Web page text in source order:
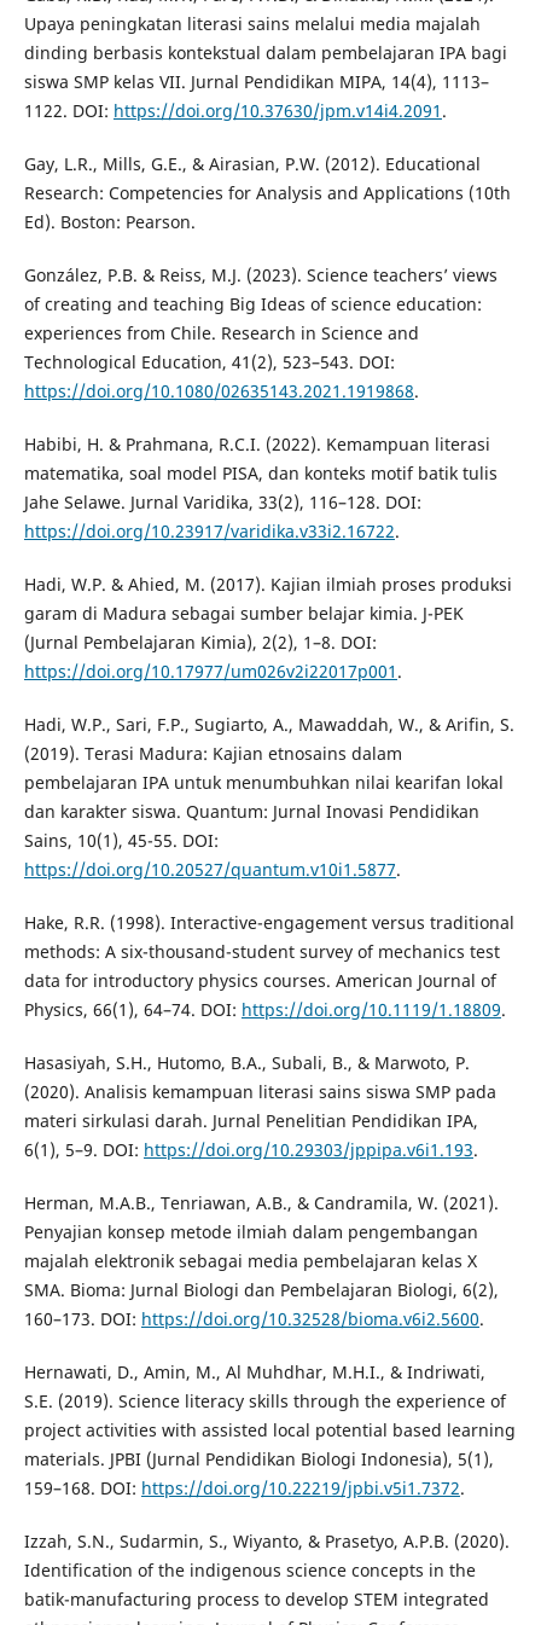
Upaya peningkatan literasi sains melalui media majalah
dinding berbasis kontekstual dalam pembelajaran IPA bagi
siswa SMP kelas VII. Jurnal Pendidikan MIPA, 14(4), 1113–
1122. DOI: https://doi.org/10.37630/jpm.v14i4.2091 .
Gay, L.R., Mills, G.E., & Airasian, P.W. (2012). Educational
Research: Competencies for Analysis and Applications (10th
Ed). Boston: Pearson.
González, P.B. & Reiss, M.J. (2023). Science teachers’ views
of creating and teaching Big Ideas of science education:
experiences from Chile. Research in Science and
Technological Education, 41(2), 523–543. DOI:
https://doi.org/10.1080/02635143.2021.1919868.
Habibi, H. & Prahmana, R.C.I. (2022). Kemampuan literasi
matematika, soal model PISA, dan konteks motif batik tulis
Jahe Selawe. Jurnal Varidika, 33(2), 116–128. DOI:
https://doi.org/10.23917/varidika.v33i2.16722.
Hadi, W.P. & Ahied, M. (2017). Kajian ilmiah proses produksi
garam di Madura sebagai sumber belajar kimia. J-PEK
(Jurnal Pembelajaran Kimia), 2(2), 1–8. DOI:
https://doi.org/10.17977/um026v2i22017p001 .
Hadi, W.P., Sari, F.P., Sugiarto, A., Mawaddah, W., & Arifin, S.
(2019). Terasi Madura: Kajian etnosains dalam
pembelajaran IPA untuk menumbuhkan nilai kearifan lokal
dan karakter siswa. Quantum: Jurnal Inovasi Pendidikan
Sains, 10(1), 45-55. DOI:
https://doi.org/10.20527/quantum.v10i1.5877.
Hake, R.R. (1998). Interactive-engagement versus traditional
methods: A six-thousand-student survey of mechanics test
data for introductory physics courses. American Journal of
Physics, 66(1), 64–74. DOI: https://doi.org/10.1119/1.18809.
Hasasiyah, S.H., Hutomo, B.A., Subali, B., & Marwoto, P.
(2020). Analisis kemampuan literasi sains siswa SMP pada
materi sirkulasi darah. Jurnal Penelitian Pendidikan IPA,
6(1), 5–9. DOI: https://doi.org/10.29303/jppipa.v6i1.193.
Herman, M.A.B., Tenriawan, A.B., & Candramila, W. (2021).
Penyajian konsep metode ilmiah dalam pengembangan
majalah elektronik sebagai media pembelajaran kelas X
SMA. Bioma: Jurnal Biologi dan Pembelajaran Biologi, 6(2),
160–173. DOI: https://doi.org/10.32528/bioma.v6i2.5600.
Hernawati, D., Amin, M., Al Muhdhar, M.H.I., & Indriwati,
S.E. (2019). Science literacy skills through the experience of
project activities with assisted local potential based learning
materials. JPBI (Jurnal Pendidikan Biologi Indonesia), 5(1),
159–168. DOI: https://doi.org/10.22219/jpbi.v5i1.7372.
Izzah, S.N., Sudarmin, S., Wiyanto, & Prasetyo, A.P.B. (2020).
Identification of the indigenous science concepts in the
batik-manufacturing process to develop STEM integrated